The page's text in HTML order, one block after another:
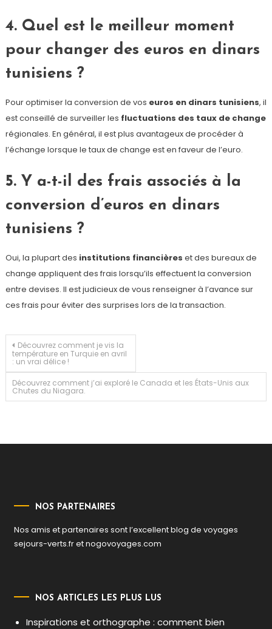
4. Quel est le meilleur moment
pour changer des euros en dinars
tunisiens ?
Pour optimiser la conversion de vos euros en dinars tunisiens, il
est conseillé de surveiller les fluctuations des taux de change
régionales. En général, il est plus avantageux de procéder à
l’échange lorsque le taux de change est en faveur de l’euro.
5. Y a-t-il des frais associés à la
conversion d’euros en dinars
tunisiens ?
Oui, la plupart des institutions financières et des bureaux de
change appliquent des frais lorsqu’ils effectuent la conversion
entre devises. Il est judicieux de vous renseigner à l’avance sur
ces frais pour éviter des surprises lors de la transaction.
Navigation
de
l’article
Découvrez comment je vis la
température en Turquie en avril
: un vrai délice !
Découvrez comment j’ai exploré le Canada et les États-Unis aux
Chutes du Niagara.
NOS PARTENAIRES
Nos amis et partenaires sont l’excellent blog de voyages
sejours-verts.fretnogovoyages.com
NOS ARTICLES LES PLUS LUS
Inspirations et orthographe : comment bien